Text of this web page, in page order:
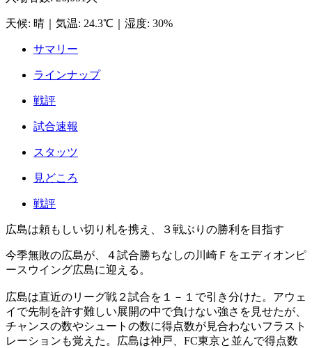
天候: 晴 気温: 24.3℃ 湿度: 30%
サマリー
ラインナップ
戦評
試合速報
スタッツ
見どころ
戦評
広島は頼もしい切り札を携え、３戦ぶりの勝利を目指す
今季無敗の広島が、４試合勝ちなしの川崎Ｆをエディオンピ
ースウイング広島に迎える。
広島は直近のリーグ戦２試合を１－１で引き分けた。アウェ
イで先制を許す難しい展開の中で負けない強さを見せたが、
チャンスの数やシュートの数に得点数が見合わないフラスト
レーションも覚えた。広島は神戸、FC東京と並んで得点数